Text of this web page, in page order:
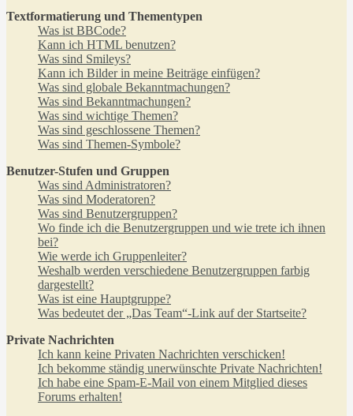
Textformatierung und Thementypen
Was ist BBCode?
Kann ich HTML benutzen?
Was sind Smileys?
Kann ich Bilder in meine Beiträge einfügen?
Was sind globale Bekanntmachungen?
Was sind Bekanntmachungen?
Was sind wichtige Themen?
Was sind geschlossene Themen?
Was sind Themen-Symbole?
Benutzer-Stufen und Gruppen
Was sind Administratoren?
Was sind Moderatoren?
Was sind Benutzergruppen?
Wo finde ich die Benutzergruppen und wie trete ich ihnen
bei?
Wie werde ich Gruppenleiter?
Weshalb werden verschiedene Benutzergruppen farbig
dargestellt?
Was ist eine Hauptgruppe?
Was bedeutet der „Das Team“-Link auf der Startseite?
Private Nachrichten
Ich kann keine Privaten Nachrichten verschicken!
Ich bekomme ständig unerwünschte Private Nachrichten!
Ich habe eine Spam-E-Mail von einem Mitglied dieses
Forums erhalten!